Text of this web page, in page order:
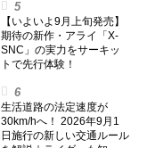
トを試してみた〈若林浩志
のスーパー・カブカブ・ダ
イアリーズ Vol.385〉
【いよいよ9月上旬発売】
期待の新作・アライ「X-
SNC」の実力をサーキッ
トで先行体験！
生活道路の法定速度が
30km/hへ！ 2026年9月1
日施行の新しい交通ルール